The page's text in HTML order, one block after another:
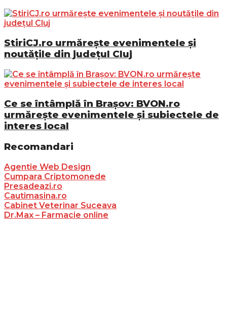
StiriCJ.ro urmărește evenimentele și
noutățile din județul Cluj
Ce se întâmplă în Brașov: BVON.ro
urmărește evenimentele și subiectele de
interes local
Recomandari
Agentie Web Design
Cumpara Criptomonede
Presadeazi.ro
Cautimasina.ro
Cabinet Veterinar Suceava
Dr.Max – Farmacie online